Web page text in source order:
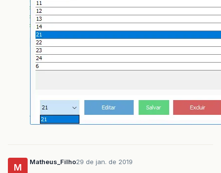
M
Matheus_Filho29 de jan. de 2019